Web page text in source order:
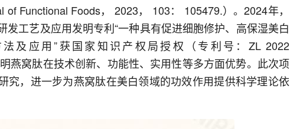
of Functional Foods， 2023， 103： 105479.）。2024年，
发工艺及应用发明专利“一种具有促进细胞修护、高保湿美白
及应用”获国家知识产权局授权（专利号：ZL 2022
燕窝肽在技术创新、功能性、实用性等多方面优势。此次项
究，进一步为燕窝肽在美白领域的功效作用提供科学理论依